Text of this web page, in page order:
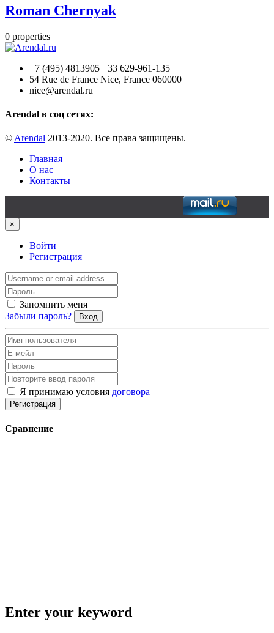
Roman Chernyak
0 properties
+7 (495) 4813905 +33 629-961-135
54 Rue de France Nice, France 060000
nice@arendal.ru
Arendal в соц сетях:
© Arendal 2013-2020. Все права защищены.
Главная
О нас
Контакты
×
Войти
Регистрация
Запомнить меня
Забыли пароль?
Вход
Я принимаю условия договора
Регистрация
Сравнение
Enter your keyword